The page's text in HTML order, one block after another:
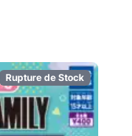
Rupture de Stock